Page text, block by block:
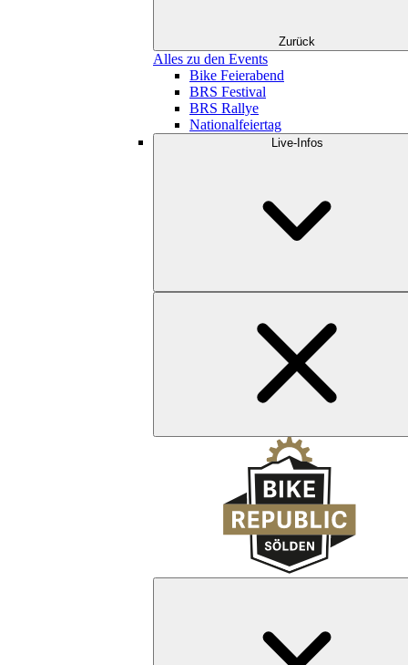
Zurück
Alles zu den Events
Bike Feierabend
BRS Festival
BRS Rallye
Nationalfeiertag
Live-Infos